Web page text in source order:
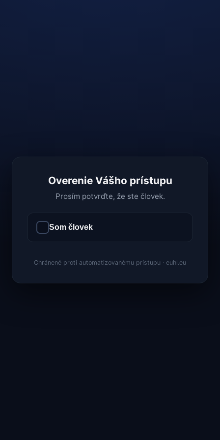
Overenie Vášho prístupu
Prosím potvrďte, že ste človek.
Som človek
Chránené proti automatizovanému prístupu · euhl.eu